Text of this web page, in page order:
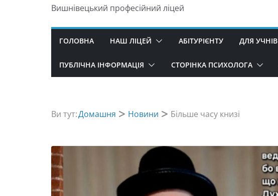
Вишнівецький професійний ліцей
ГОЛОВНА НАШ ЛІЦЕЙ АБІТУРІЄНТУ ДЛЯ УЧНІВ
ПУБЛІЧНА ІНФОРМАЦІЯ СТОРІНКА ПСИХОЛОГА
Ви тут:Домашня Новини Більше часу книзі